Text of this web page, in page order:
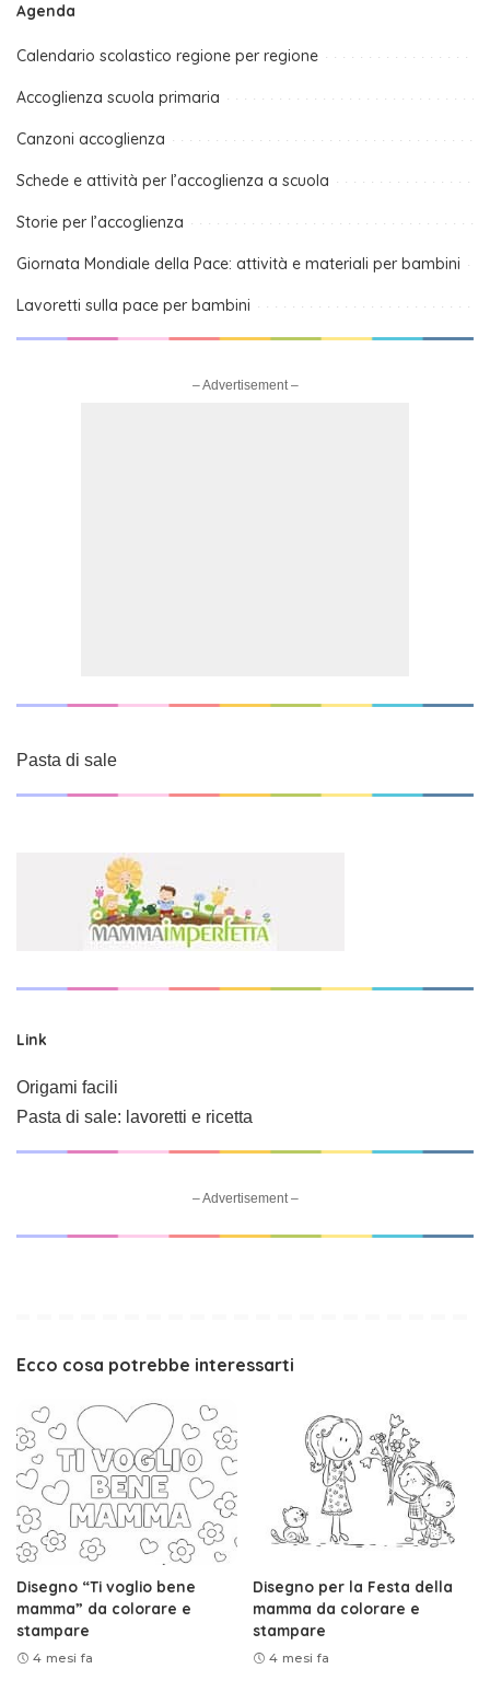
Agenda
Calendario scolastico regione per regione
Accoglienza scuola primaria
Canzoni accoglienza
Schede e attività per l’accoglienza a scuola
Storie per l’accoglienza
Giornata Mondiale della Pace: attività e materiali per bambini
Lavoretti sulla pace per bambini
– Advertisement –
Pasta di sale
Link
Origami facili
Pasta di sale: lavoretti e ricetta
– Advertisement –
Ecco cosa potrebbe interessarti
Disegno “Ti voglio bene
mamma” da colorare e
stampare
4 mesi fa
Disegno per la Festa della
mamma da colorare e
stampare
4 mesi fa